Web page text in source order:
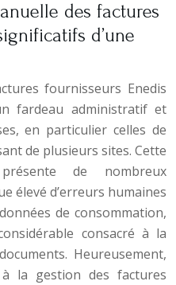
des factures
d’une
fournisseurs Enedis
fardeau administratif et
en particulier celles de
de plusieurs sites. Cette
de nombreux
élevé d’erreurs humaines
de consommation,
consacré à la
Heureusement,
la gestion des factures